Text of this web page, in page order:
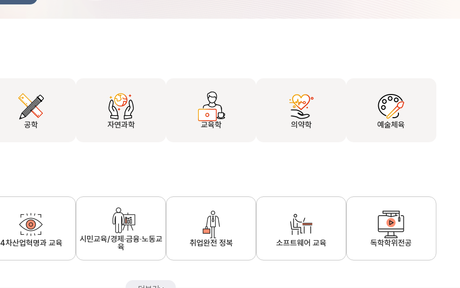
공학 자연과학 교육학 의약학 예술체육
4차산업혁명과 교육
시민교육/경제·금융·노동교
육
취업완전 정복 소프트웨어 교육 독학학위전공